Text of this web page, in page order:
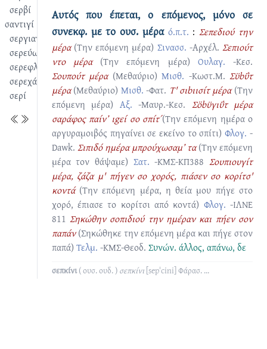
σερβί
σαντιγί
σεργιανίζω
σερεύω
σερεφλού
σερεχάτι
σερί
Αυτός που έπεται, ο επόμενος, μόνο σε
συνεκφ. με το ουσ. μέρα ό.π.τ. :Σεπεδιού την
μέρα (Την επόμενη μέρα) Σινασσ. -Αρχέλ. Σεπιούτ
ντο μέρα (Την επόμενη μέρα) Ουλαγ. -Κεσ.
Σουπούτ μέρα (Μεθαύριο)Μισθ. -Κωστ.Μ. Σϋbΰτ
μέρα (Μεθαύριο) Μισθ. -Φατ. Τ' σιbιισίτ μέρα (Την
επόμενη μέρα) Αξ. -Μαυρ.-Κεσ. Σӧbϋγιΰτ μέρα
σαράφος παίν’ ιgεί σο σπίτ΄ (Την επόμενη ημέρα ο
αργυραμοιβός πηγαίνει σε εκείνο το σπίτι)Φλογ. -
Dawk. Σιπιδό ημέρα μπρούχωσαμ’ τα(Την επόμενη
μέρα τον θάψαμε) Σατ. -ΚΜΣ-ΚΠ388 Σουπιουγίτ
μέρα, ζάζα μ' πήγεν σο χορός, πιάσεν σο κορίτσ'
κοντά (Την επόμενη μέρα, η θεία μου πήγε στο
χορό, έπιασε το κορίτσι από κοντά) Φλογ. -ΙΛΝΕ
811 Σηκώθην σοπιδιού την ημέραν και πήεν σον
παπάν(Σηκώθηκε την επόμενη μέρα και πήγε στον
παπά) Τελμ. -ΚΜΣ-Θεοδ. Συνών. άλλος, απάνω, δε
σεπκίνι( ουσ. ουδ. ) σεπκίνι [sepˈcini] Φάρασ. ...